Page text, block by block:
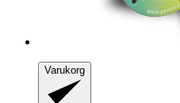
Varukorg